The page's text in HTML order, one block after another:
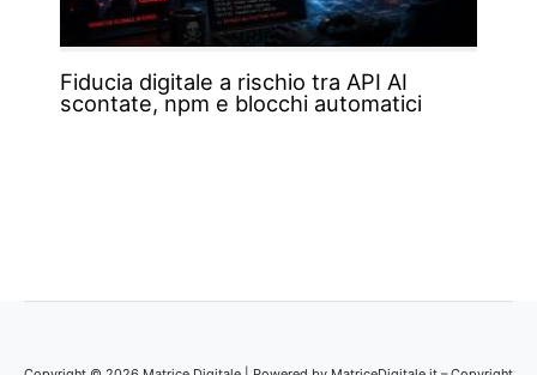
Fiducia digitale a rischio tra API AI
scontate, npm e blocchi automatici